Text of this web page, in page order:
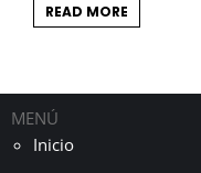
READ MORE
MENÚ
Inicio